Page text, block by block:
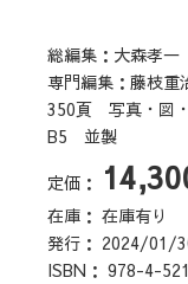
総編集：大森孝一
専門編集：藤枝重
350頁 写真・図
B5 並製
定価：
在庫： 在庫有り
発行： 2024/01/
ISBN： 978-4-